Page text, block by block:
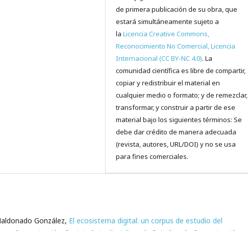
de primera publicación de su obra, que
estará simultáneamente sujeto a
laLicencia Creative Commons,
Reconocimiento No Comercial, Licencia
Internacional (CC BY-NC 4.0). La
comunidad científica es libre de compartir,
copiar y redistribuir el material en
cualquier medio o formato; y de remezclar,
transformar, y construir a partir de ese
material bajo los siguientes términos: Se
debe dar crédito de manera adecuada
(revista, autores, URL/DOI) y no se usa
para fines comerciales.
González, El ecosistema digital: un corpus de estudio del